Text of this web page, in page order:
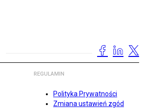
REGULAMIN
Polityka Prywatności
Zmiana ustawień zgód